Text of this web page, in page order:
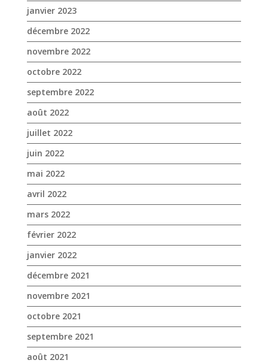
janvier 2023
décembre 2022
novembre 2022
octobre 2022
septembre 2022
août 2022
juillet 2022
juin 2022
mai 2022
avril 2022
mars 2022
février 2022
janvier 2022
décembre 2021
novembre 2021
octobre 2021
septembre 2021
août 2021